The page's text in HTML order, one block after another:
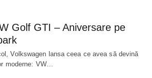
Golf GTI – Aniversare pe
Volkswagen lansa ceea ce avea să devină
moderne: VW…